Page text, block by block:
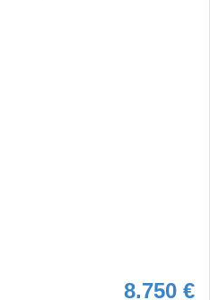
8.750 €